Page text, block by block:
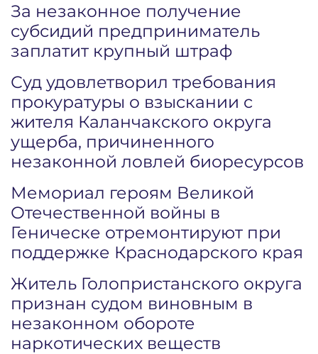
За незаконное получение
субсидий предприниматель
заплатит крупный штраф
Суд удовлетворил требования
прокуратуры о взыскании с
жителя Каланчакского округа
ущерба, причиненного
незаконной ловлей биоресурсов
Мемориал героям Великой
Отечественной войны в
Геническе отремонтируют при
поддержке Краснодарского края
Житель Голопристанского округа
признан судом виновным в
незаконном обороте
наркотических веществ